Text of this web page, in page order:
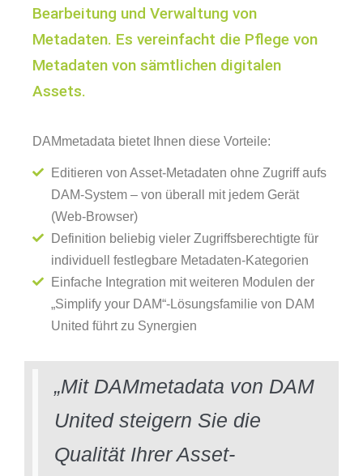
Bearbeitung und Verwaltung von
Metadaten. Es vereinfacht die Pflege von
Metadaten von sämtlichen digitalen
Assets.
DAMmetadata bietet Ihnen diese Vorteile:
Editieren von Asset-Metadaten ohne Zugriff aufs
DAM-System – von überall mit jedem Gerät
(Web-Browser)
Definition beliebig vieler Zugriffsberechtigte für
individuell festlegbare Metadaten-Kategorien
Einfache Integration mit weiteren Modulen der
„Simplify your DAM“-Lösungsfamilie von DAM
United führt zu Synergien
„Mit DAMmetadata von DAM
United steigern Sie die
Qualität Ihrer Asset-